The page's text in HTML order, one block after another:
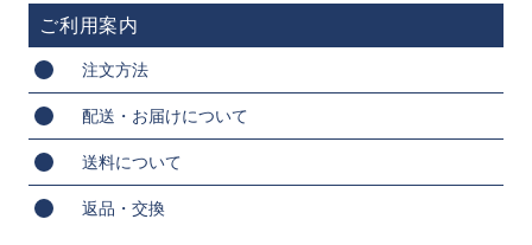
ご利用案内
注文方法
配送・お届けについて
送料について
返品・交換